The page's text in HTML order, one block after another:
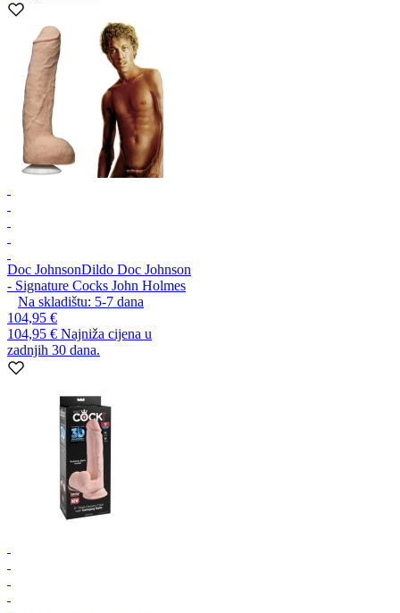
Doc JohnsonDildo Doc Johnson
- Signature Cocks John Holmes
Na skladištu: 5-7 dana
104,95 €
104,95 € Najniža cijena u
zadnjih 30 dana.